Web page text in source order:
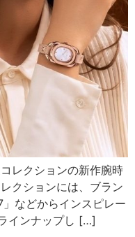
レクションの新作腕時
クションには、ブラン
などからインスピレー
インナップし […]